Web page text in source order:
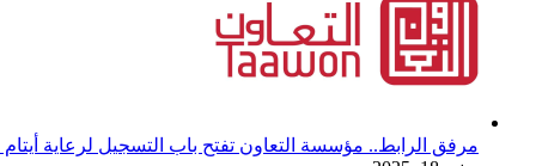
مرفق الرابط.. مؤسسة التعاون تفتح باب التسجيل لرعاية